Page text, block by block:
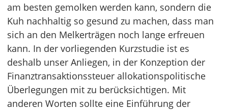
am besten gemolken werden kann, sondern die
Kuh nachhaltig so gesund zu machen, dass man
sich an den Melkerträgen noch lange erfreuen
kann. In der vorliegenden Kurzstudie ist es
deshalb unser Anliegen, in der Konzeption der
Finanztransaktionssteuer allokationspolitische
Überlegungen mit zu berücksichtigen. Mit
anderen Worten sollte eine Einführung der